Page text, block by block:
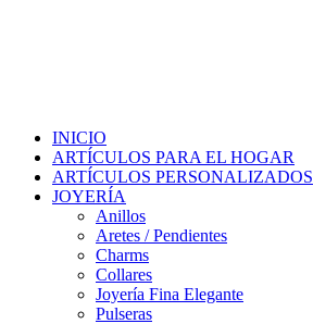
INICIO
ARTÍCULOS PARA EL HOGAR
ARTÍCULOS PERSONALIZADOS
JOYERÍA
Anillos
Aretes / Pendientes
Charms
Collares
Joyería Fina Elegante
Pulseras